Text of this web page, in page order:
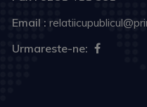
Email :
Urmareste-ne: